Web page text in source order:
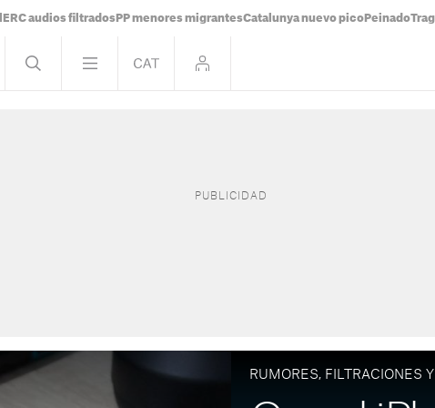
ERC audios filtrados PP menores migrantesCatalunya nuevo pico Peinado
RUMORES, FILTRACIONES